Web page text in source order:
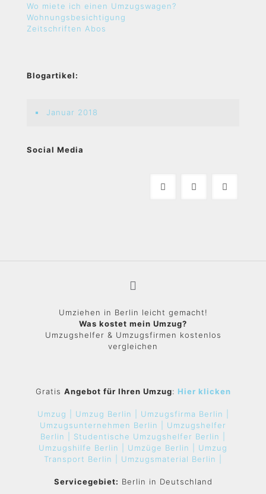
Wo miete ich einen Umzugswagen?
Wohnungsbesichtigung
Zeitschriften Abos
Blogartikel:
Januar 2018
Social Media
Umziehen in Berlin leicht gemacht!
Was kostet mein Umzug?
Umzugshelfer & Umzugsfirmen kostenlos
vergleichen
Gratis Angebot für Ihren Umzug: Hier klicken
Umzug | Umzug Berlin |
Umzugsfirma Berlin |
Umzugsunternehmen Berlin | Umzugshelfer
Berlin | Studentische Umzugshelfer Berlin |
Umzugshilfe Berlin | Umzüge Berlin | Umzug
Transport Berlin | Umzugsmaterial Berlin |
Servicegebiet: Berlin in Deutschland